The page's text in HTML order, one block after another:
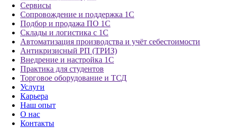
Сервисы
Сопровождение и поддержка 1С
Подбор и продажа ПО 1С
Склады и логистика с 1С
Автоматизация производства и учёт себестоимости
Антикризисный РП (ТРИЗ)
Внедрение и настройка 1С
Практика для студентов
Торговое оборудование и ТСД
Услуги
Карьера
Наш опыт
О нас
Контакты